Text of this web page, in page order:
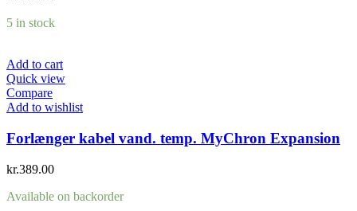
5 in stock
Add to cart
Quick view
Compare
Add to wishlist
Forlænger kabel vand. temp. MyChron Expansion
kr.389.00
Available on backorder